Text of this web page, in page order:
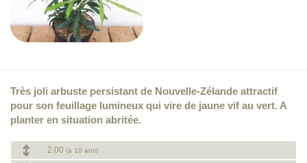
Très joli arbuste persistant de Nouvelle-Zélande attractif
pour son feuillage lumineux qui vire de jaune vif au vert. A
planter en situation abritée.
2.00 (à 10 ans)